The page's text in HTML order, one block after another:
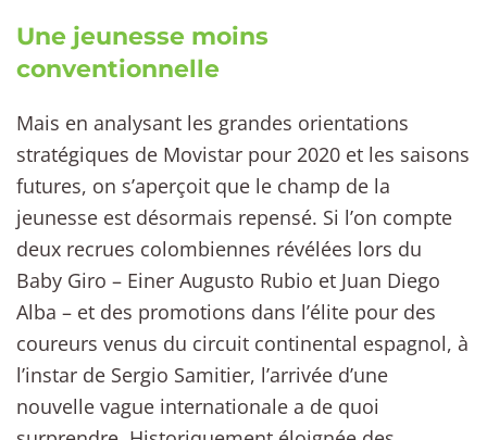
Une jeunesse moins
conventionnelle
Mais en analysant les grandes orientations
stratégiques de Movistar pour 2020 et les saisons
futures, on s’aperçoit que le champ de la
jeunesse est désormais repensé. Si l’on compte
deux recrues colombiennes révélées lors du
Baby Giro – Einer Augusto Rubio et Juan Diego
Alba – et des promotions dans l’élite pour des
coureurs venus du circuit continental espagnol, à
l’instar de Sergio Samitier, l’arrivée d’une
nouvelle vague internationale a de quoi